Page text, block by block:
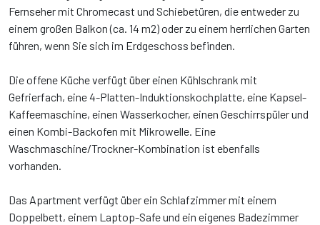
Fernseher mit Chromecast und Schiebetüren, die entweder zu
einem großen Balkon (ca. 14 m2) oder zu einem herrlichen Garten
führen, wenn Sie sich im Erdgeschoss befinden.
Die offene Küche verfügt über einen Kühlschrank mit
Gefrierfach, eine 4-Platten-Induktionskochplatte, eine Kapsel-
Kaffeemaschine, einen Wasserkocher, einen Geschirrspüler und
einen Kombi-Backofen mit Mikrowelle. Eine
Waschmaschine/Trockner-Kombination ist ebenfalls
vorhanden.
Das Apartment verfügt über ein Schlafzimmer mit einem
Doppelbett, einem Laptop-Safe und ein eigenes Badezimmer